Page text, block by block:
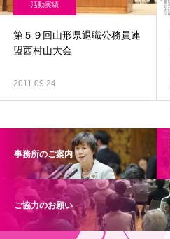
活動実績
第５９回山形県退職公務員連
盟西村山大会
2011.09.24
事務所のご案内
ご協力のお願い